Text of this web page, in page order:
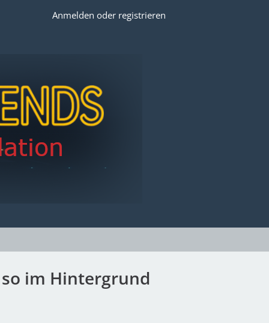
Anmelden oder registrieren
im Hintergrund